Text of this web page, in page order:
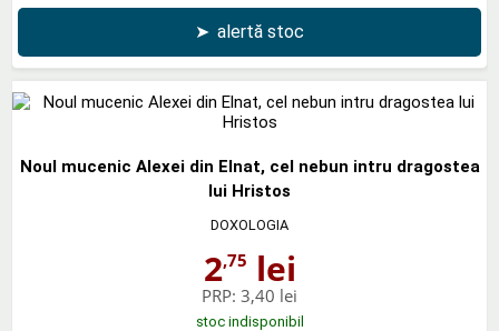
➤ alertă stoc
Noul mucenic Alexei din Elnat, cel nebun intru dragostea
lui Hristos
DOXOLOGIA
2,75 lei
PRP: 3,40 lei
stoc indisponibil